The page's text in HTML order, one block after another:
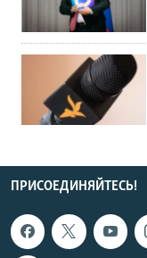
ПРИСОЕДИНЯЙТЕСЬ!